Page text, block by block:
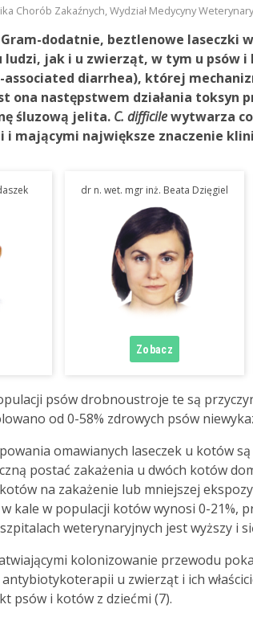
Chorób Zakaźnych, Wydział Medycyny
dodatnie, beztlenowe laseczki
ludzi, jak i u zwierząt, w tym u psów
diarrhea), której
ona następstwem działania toksyn
śluzową jelita. C. difficilewytwarza
mającymi największe znaczenie
dr n. wet. mgr inż. Beata Dzięgiel
psów drobnoustroje te są
od 0-58% zdrowych psów
omawianych laseczek u kotów
postać zakażenia u dwóch kotów
na zakażenie lub mniejszej
kale w populacji kotów wynosi 0-21%,
weterynaryjnych jest wyższy i
kolonizowanie przewodu
u zwierząt i ich
psów i kotów z dziećmi (7).